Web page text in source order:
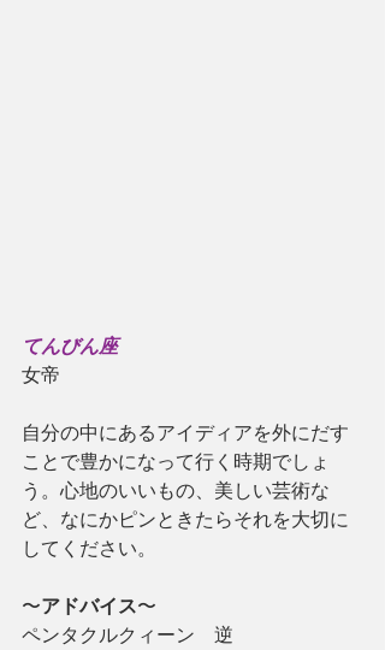
てんびん座
女帝
自分の中にあるアイディアを外にだす
ことで豊かになって行く時期でしょ
う。心地のいいもの、美しい芸術な
ど、なにかピンときたらそれを大切に
してください。
〜アドバイス〜
ペンタクルクィーン　逆